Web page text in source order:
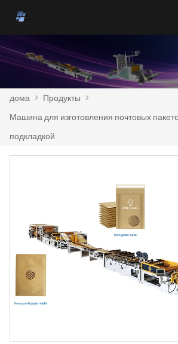
дома > Продукты >
Машина для изготовления почтовых
подкладкой